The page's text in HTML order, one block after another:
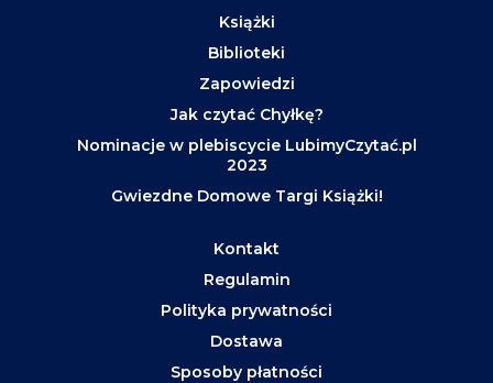
Książki
Biblioteki
Zapowiedzi
Jak czytać Chyłkę?
Nominacje w plebiscycie LubimyCzytać.pl
2023
Gwiezdne Domowe Targi Książki!
Kontakt
Regulamin
Polityka prywatności
Dostawa
Sposoby płatności